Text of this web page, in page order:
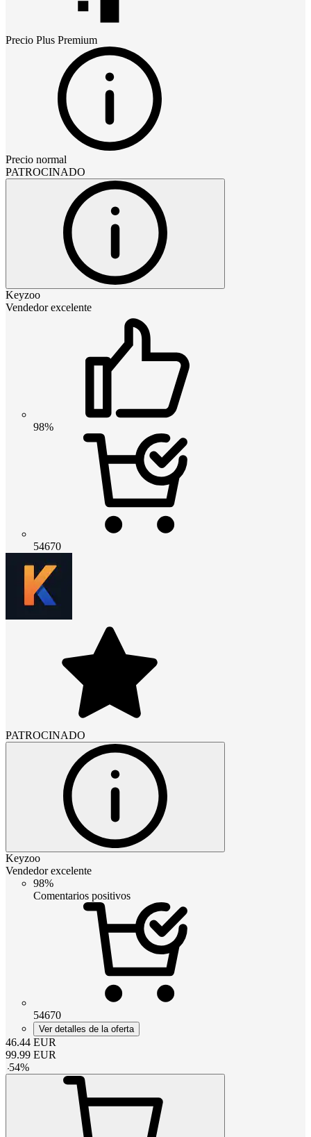
Precio Plus Premium
Precio normal
PATROCINADO
Keyzoo
Vendedor excelente
98%
54670
PATROCINADO
Keyzoo
Vendedor excelente
98%
Comentarios positivos
54670
Ver detalles de la oferta
46.44 EUR
99.99 EUR
-54%